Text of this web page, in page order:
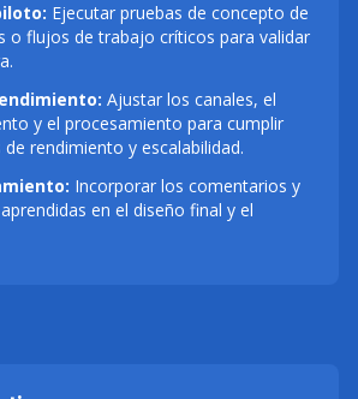
Ejecutar pruebas de concepto de
o flujos de trabajo críticos para validar
Ajustar los canales, el
y el procesamiento para cumplir
rendimiento y escalabilidad.
Incorporar los comentarios y
en el diseño final y el